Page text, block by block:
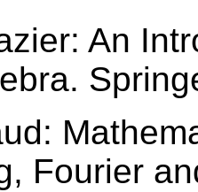
An
Fourier